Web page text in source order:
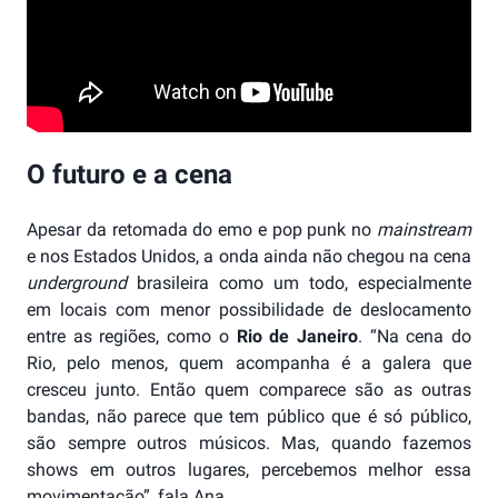
O futuro e a cena
Apesar da retomada do emo e pop punk no mainstream
e nos Estados Unidos, a onda ainda não chegou na cena
underground brasileira como um todo, especialmente
em locais com menor possibilidade de deslocamento
entre as regiões, como o Rio de Janeiro. “Na cena do
Rio, pelo menos, quem acompanha é a galera que
cresceu junto. Então quem comparece são as outras
bandas, não parece que tem público que é só público,
são sempre outros músicos. Mas, quando fazemos
shows em outros lugares, percebemos melhor essa